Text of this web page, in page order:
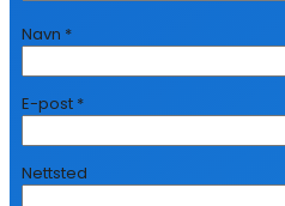
Navn *
E-post *
Nettsted